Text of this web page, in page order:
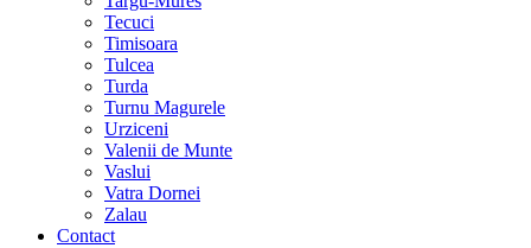
Tecuci
Timisoara
Tulcea
Turda
Turnu Magurele
Urziceni
Valenii de Munte
Vaslui
Vatra Dornei
Zalau
Contact